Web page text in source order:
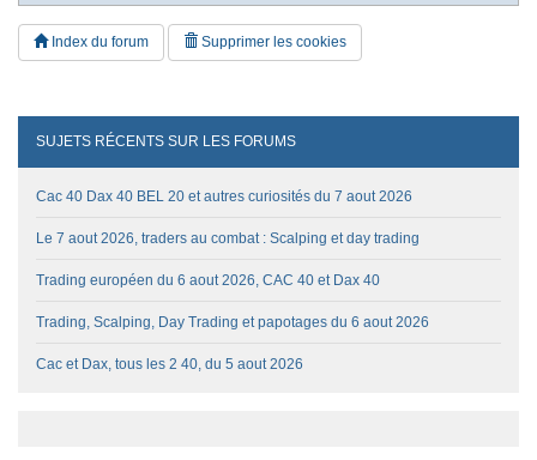
Index du forum Supprimer les cookies
SUJETS RÉCENTS SUR LES FORUMS
Cac 40 Dax 40 BEL 20 et autres curiosités du 7 aout 2026
Le 7 aout 2026, traders au combat : Scalping et day trading
Trading européen du 6 aout 2026, CAC 40 et Dax 40
Trading, Scalping, Day Trading et papotages du 6 aout 2026
Cac et Dax, tous les 2 40, du 5 aout 2026